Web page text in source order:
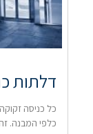
דלתות
כל כניסה
כלפי המבנה.